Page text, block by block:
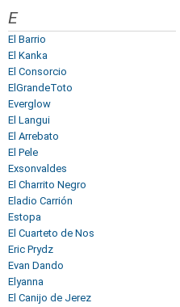
E
El Barrio
El Kanka
El Consorcio
ElGrandeToto
Everglow
El Langui
El Arrebato
El Pele
Exsonvaldes
El Charrito Negro
Eladio Carrión
Estopa
El Cuarteto de Nos
Eric Prydz
Evan Dando
Elyanna
El Canijo de Jerez